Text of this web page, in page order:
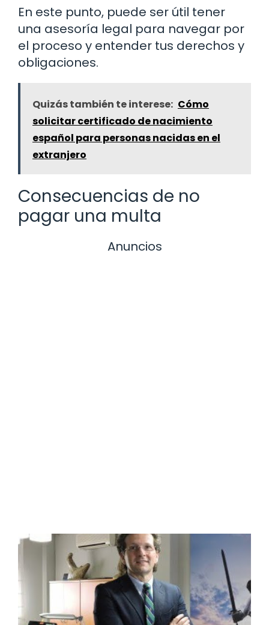
En este punto, puede ser útil tener
una asesoría legal para navegar por
el proceso y entender tus derechos y
obligaciones.
Quizás también te interese: Cómo
solicitar certificado de nacimiento
español para personas nacidas en el
extranjero
Consecuencias de no
pagar una multa
Anuncios